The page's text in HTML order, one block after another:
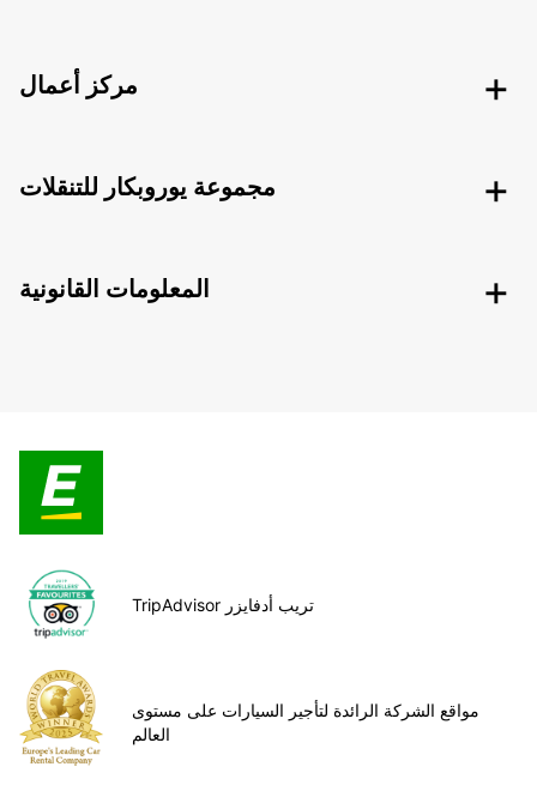
مركز أعمال
مجموعة يوروبكار للتنقلات
المعلومات القانونية
TripAdvisor تريب أدفايزر
مواقع الشركة الرائدة لتأجير السيارات على مستوى
العالم